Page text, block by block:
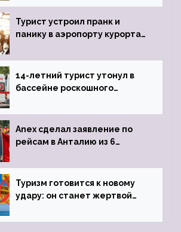
виз
Турист устроил пранк и
панику в аэропорту курорта,
задержке рейса
14-летний турист утонул в
бассейне роскошного
Anex сделал заявление по
рейсам в Анталию из 6
Туризм готовится к новому
удару: он станет жертвой